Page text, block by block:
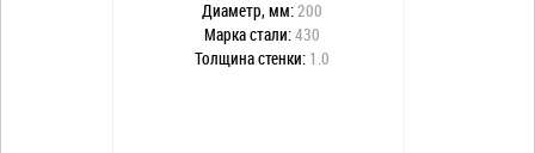
Диаметр, мм:200
Марка стали:430
Толщина стенки: 1.0